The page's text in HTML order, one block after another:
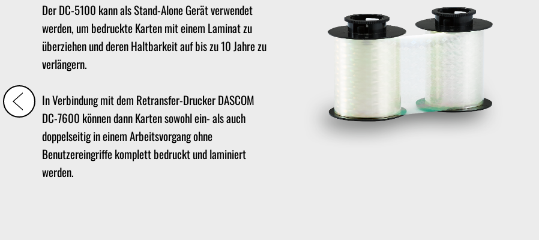
Der DC-5100 kann als Stand-Alone Gerät verwendet
werden, um bedruckte Karten mit einem Laminat zu
überziehen und deren Haltbarkeit auf bis zu 10 Jahre zu
verlängern.
In Verbindung mit dem Retransfer-Drucker DASCOM
DC-7600 können dann Karten sowohl ein- als auch
doppelseitig in einem Arbeitsvorgang ohne
Benutzereingriffe komplett bedruckt und laminiert
werden.